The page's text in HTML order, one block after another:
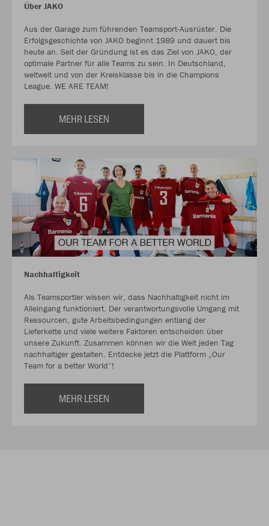
Über JAKO
Aus der Garage zum führenden Teamsport-Ausrüster. Die
Erfolgsgeschichte von JAKO beginnt 1989 und dauert bis
heute an. Seit der Gründung ist es das Ziel von JAKO, der
optimale Partner für alle Teams zu sein. In Deutschland,
weltweit und von der Kreisklasse bis in die Champions
League. WE ARE TEAM!
MEHR LESEN
Nachhaltigkeit
Als Teamsportler wissen wir, dass Nachhaltigkeit nicht im
Alleingang funktioniert. Der verantwortungsvolle Umgang mit
Ressourcen, gute Arbeitsbedingungen entlang der
Lieferkette und viele weitere Faktoren entscheiden über
unsere Zukunft. Zusammen können wir die Welt jeden Tag
nachhaltiger gestalten. Entdecke jetzt die Plattform „Our
Team for a better World“!
MEHR LESEN